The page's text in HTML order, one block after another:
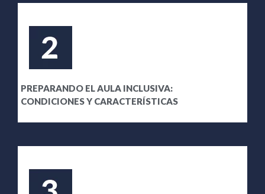
PREPARANDO EL AULA INCLUSIVA:
CONDICIONES Y CARACTERÍSTICAS